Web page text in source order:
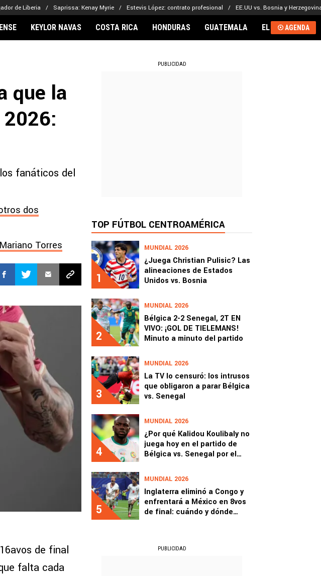
de Liberia Saprissa: Kenay Myrie Estevis López: contrato profesional EE.UU vs. Bosnia y
Noticias
Real Madrid
KEYLOR NAVAS COSTA RICA HONDURAS GUATEMALA EL SALVADOR
AGENDA
que la
fanáticos del
dos
Torres
de final
falta cada
PUBLICIDAD
TOP FÚTBOL CENTROAMÉRICA
1
MUNDIAL 2026
¿Juega Christian Pulisic? Las
alineaciones de Estados
Unidos vs. Bosnia
2
MUNDIAL 2026
Bélgica 2-2 Senegal, 2T EN
VIVO: ¡GOL DE TIELEMANS!
Minuto a minuto del partido
3
MUNDIAL 2026
La TV lo censuró: los intrusos
que obligaron a parar Bélgica
vs. Senegal
4
MUNDIAL 2026
¿Por qué Kalidou Koulibaly no
juega hoy en el partido de
Bélgica vs. Senegal por el
5
MUNDIAL 2026
Inglaterra eliminó a Congo y
enfrentará a México en 8vos
de final: cuándo y dónde
PUBLICIDAD